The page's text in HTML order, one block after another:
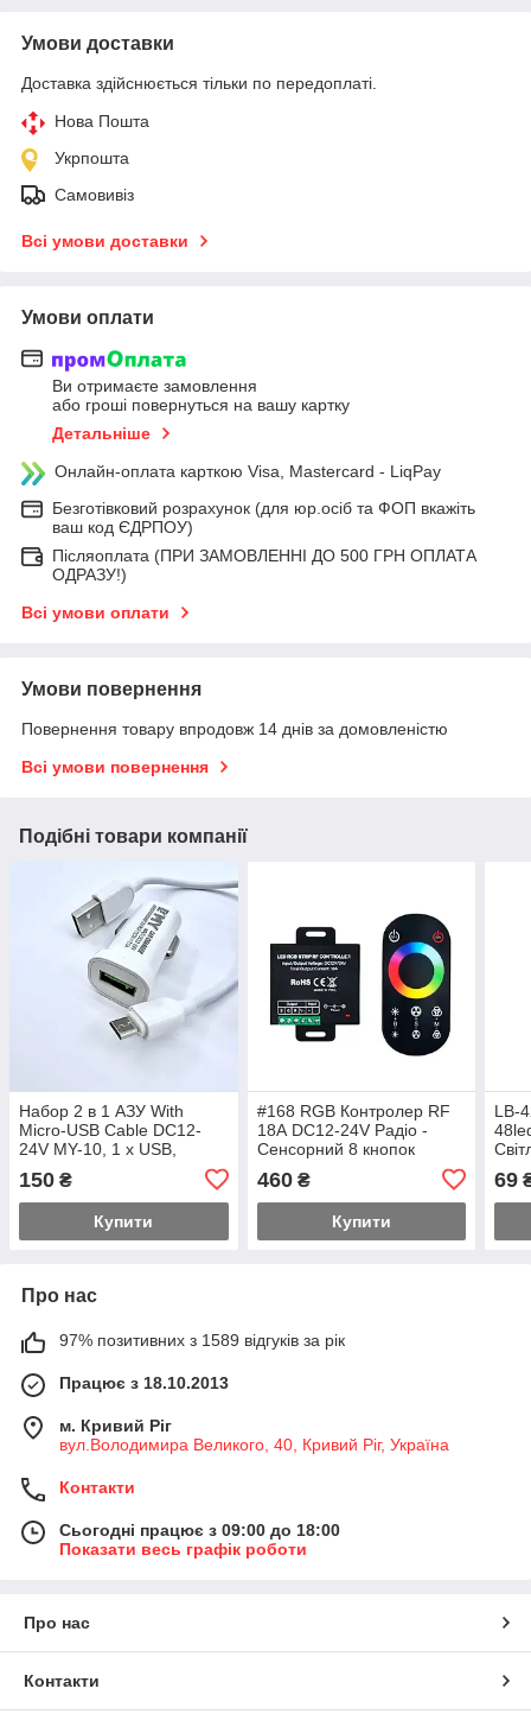
Умови доставки
Доставка здійснюється тільки по передоплаті.
Нова Пошта
Укрпошта
Самовивіз
Всі умови доставки
Умови оплати
Ви отримаєте замовлення
або гроші повернуться на вашу картку
Детальніше
Онлайн-оплата карткою Visa, Mastercard - LiqPay
Безготівковий розрахунок (для юр.осіб та ФОП вкажіть
ваш код ЄДРПОУ)
Післяоплата (ПРИ ЗАМОВЛЕННІ ДО 500 ГРН ОПЛАТА
ОДРАЗУ!)
Всі умови оплати
Умови повернення
Повернення товару впродовж 14 днів за домовленістю
Всі умови повернення
Подібні товари компанії
Набор 2 в 1 АЗУ With
Micro-USB Cable DC12-
24V MY-10, 1 x USB,
5V/7.5W, Output: 5V/1.5A,
White, Blist
150 ₴
Купити
#168 RGB Контролер RF
18А DC12-24V Радіо -
Сенсорний 8 кнопок
460₴
Купити
LB-
69
Про нас
97% позитивних з 1589 відгуків за рік
Працює з 18.10.2013
м. Кривий Ріг
вул.Володимира Великого, 40, Кривий Ріг, Україна
Контакти
Сьогодні працює з 09:00 до 18:00
Показати весь графік роботи
Про нас
Контакти